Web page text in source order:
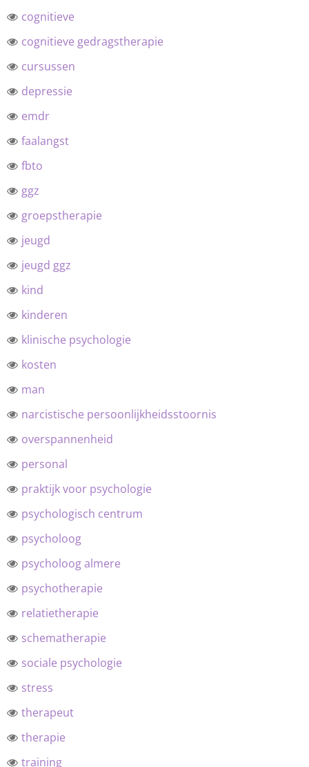
cognitieve
cognitieve gedragstherapie
cursussen
depressie
emdr
faalangst
fbto
ggz
groepstherapie
jeugd
jeugd ggz
kind
kinderen
klinische psychologie
kosten
man
narcistische persoonlijkheidsstoornis
overspannenheid
personal
praktijk voor psychologie
psychologisch centrum
psycholoog
psycholoog almere
psychotherapie
relatietherapie
schematherapie
sociale psychologie
stress
therapeut
therapie
training